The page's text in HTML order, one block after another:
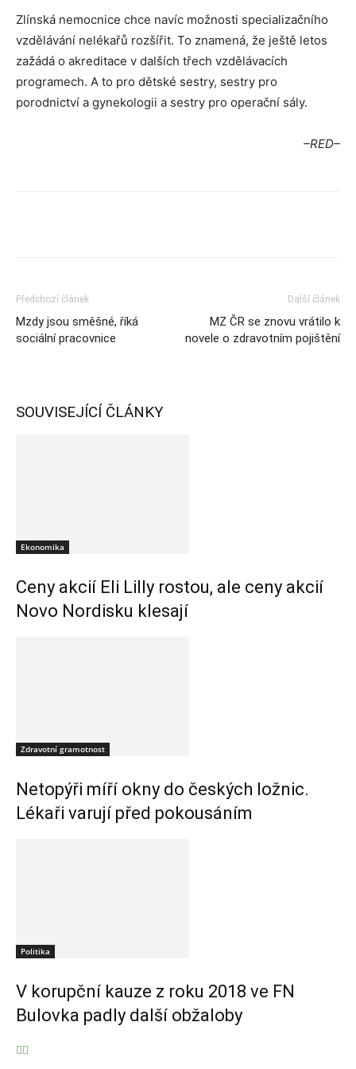
Zlínská nemocnice chce navíc možnosti specializačního
vzdělávání nelékařů rozšířit. To znamená, že ještě letos
zažádá o akreditace v dalších třech vzdělávacích
programech. A to pro dětské sestry, sestry pro
porodnictví a gynekologii a sestry pro operační sály.
–RED–
Předchozí článek
Mzdy jsou směšné, říká
sociální pracovnice
Další článek
MZ ČR se znovu vrátilo k
novele o zdravotním pojištění
SOUVISEJÍCÍ ČLÁNKY
Ekonomika
Ceny akcií Eli Lilly rostou, ale ceny akcií
Novo Nordisku klesají
Zdravotní gramotnost
Netopýři míří okny do českých ložnic.
Lékaři varují před pokousáním
Politika
V korupční kauze z roku 2018 ve FN
Bulovka padly další obžaloby